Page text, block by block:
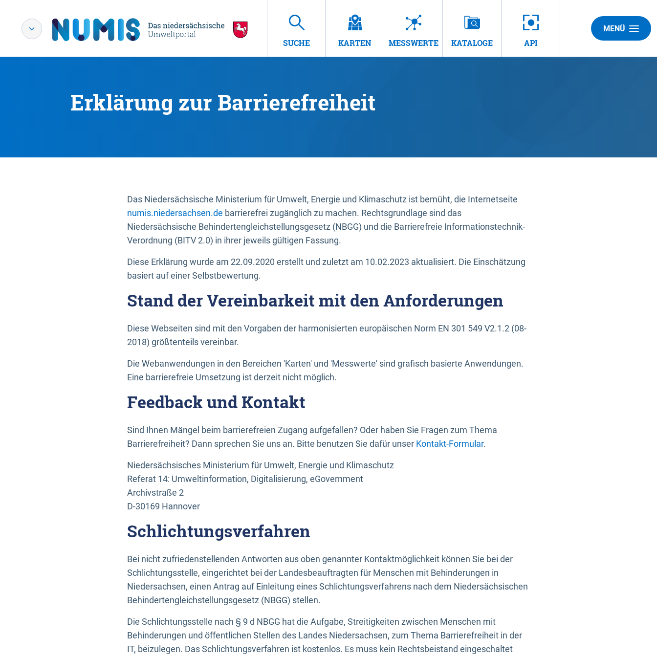
SUCHE KARTEN MESSWERTE KATALOGE API
MENÜ
Erklärung zur Barrierefreiheit
Das Niedersächsische Ministerium für Umwelt, Energie und Klimaschutz ist bemüht, die Internetseite
numis.niedersachsen.de barrierefrei zugänglich zu machen. Rechtsgrundlage sind das
Niedersächsische Behindertengleichstellungsgesetz (NBGG) und die Barrierefreie Informationstechnik-
Verordnung (BITV 2.0) in ihrer jeweils gültigen Fassung.
Diese Erklärung wurde am 22.09.2020 erstellt und zuletzt am 10.02.2023 aktualisiert. Die Einschätzung
basiert auf einer Selbstbewertung.
Stand der Vereinbarkeit mit den Anforderungen
Diese Webseiten sind mit den Vorgaben der harmonisierten europäischen Norm EN 301 549 V2.1.2 (08-
2018) größtenteils vereinbar.
Die Webanwendungen in den Bereichen 'Karten' und 'Messwerte' sind grafisch basierte Anwendungen.
Eine barrierefreie Umsetzung ist derzeit nicht möglich.
Feedback und Kontakt
Sind Ihnen Mängel beim barrierefreien Zugang aufgefallen? Oder haben Sie Fragen zum Thema
Barrierefreiheit? Dann sprechen Sie uns an. Bitte benutzen Sie dafür unser Kontakt-Formular.
Niedersächsisches Ministerium für Umwelt, Energie und Klimaschutz
Referat 14: Umweltinformation, Digitalisierung, eGovernment
Archivstraße 2
D-30169 Hannover
Schlichtungsverfahren
Bei nicht zufriedenstellenden Antworten aus oben genannter Kontaktmöglichkeit können Sie bei der
Schlichtungsstelle, eingerichtet bei der Landesbeauftragten für Menschen mit Behinderungen in
Niedersachsen, einen Antrag auf Einleitung eines Schlichtungsverfahrens nach dem Niedersächsischen
Behindertengleichstellungsgesetz (NBGG) stellen.
Die Schlichtungsstelle nach § 9 d NBGG hat die Aufgabe, Streitigkeiten zwischen Menschen mit
Behinderungen und öffentlichen Stellen des Landes Niedersachsen, zum Thema Barrierefreiheit in der
IT, beizulegen. Das Schlichtungsverfahren ist kostenlos. Es muss kein Rechtsbeistand eingeschaltet